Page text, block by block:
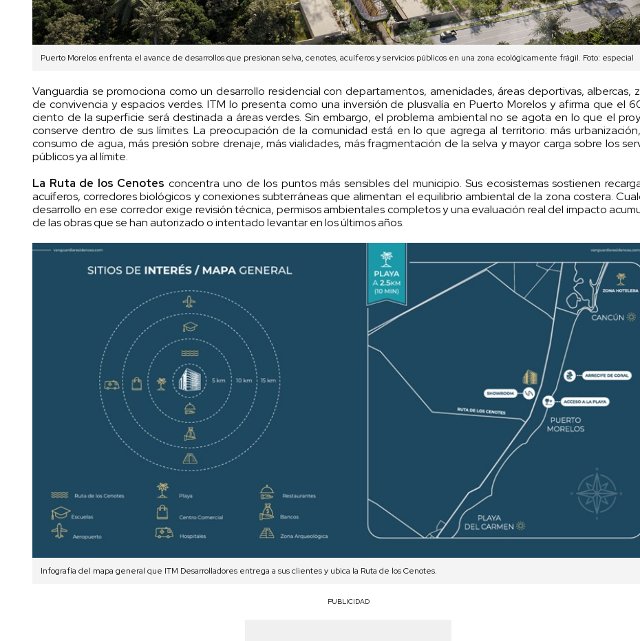
Puerto Morelos enfrenta el avance de desarrollos que presionan selva, cenotes, acuíferos y servicios públicos en una zona ecológicamente frágil. Foto: especial
Vanguardia se promociona como un desarrollo residencial con departamentos, amenidades, áreas deportivas, albercas,
de convivencia y espacios verdes. ITM lo presenta como una inversión de plusvalía en Puerto Morelos y afirma que el
ciento de la superficie será destinada a áreas verdes. Sin embargo, el problema ambiental no se agota en lo que el
conserve dentro de sus límites. La preocupación de la comunidad está en lo que agrega al territorio: más
consumo de agua, más presión sobre drenaje, más vialidades, más fragmentación de la selva y mayor carga sobre los
públicos ya al límite.
La Ruta de los Cenotes concentra uno de los puntos más sensibles del municipio. Sus ecosistemas sostienen
acuíferos, corredores biológicos y conexiones subterráneas que alimentan el equilibrio ambiental de la zona costera.
desarrollo en ese corredor exige revisión técnica, permisos ambientales completos y una evaluación real del impacto
de las obras que se han autorizado o intentado levantar en los últimos años.
Infografía del mapa general que ITM Desarrolladores entrega a sus clientes y ubica la Ruta de los Cenotes.
PUBLICIDAD